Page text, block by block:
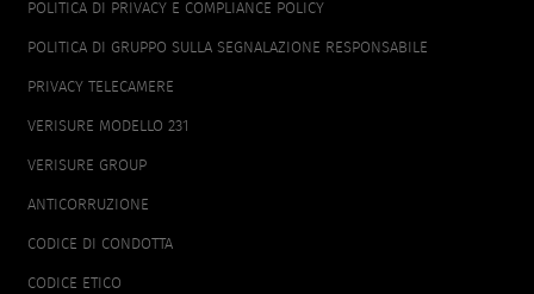
POLITICA DI PRIVACY E COMPLIANCE POLICY
POLITICA DI GRUPPO SULLA SEGNALAZIONE RESPONSABILE
PRIVACY TELECAMERE
VERISURE MODELLO 231
VERISURE GROUP
ANTICORRUZIONE
CODICE DI CONDOTTA
CODICE ETICO